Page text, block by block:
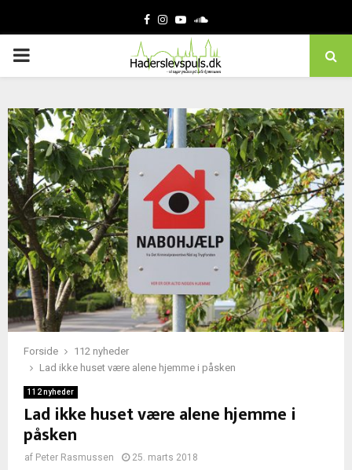
Facebook
Instagram
YoutubeSoundcloud
PRIMARY
Forside
112 nyheder
Lad ikke huset være alene hjemme i påsken
112 nyheder
Lad ikke huset være alene hjemme i
påsken
af Peter Rasmussen 25. marts 2018